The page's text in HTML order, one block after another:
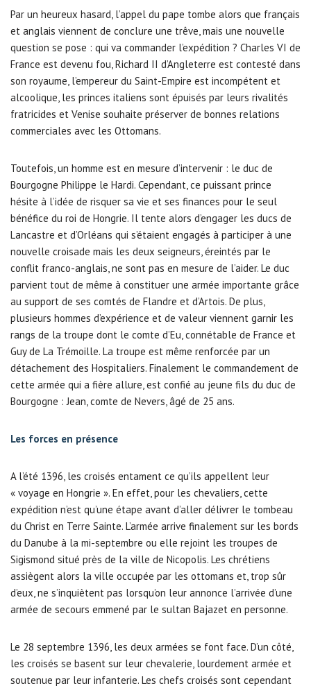
Par un heureux hasard, l’appel du pape tombe alors que français
et anglais viennent de conclure une trêve, mais une nouvelle
question se pose : qui va commander l’expédition ? Charles VI de
France est devenu fou, Richard II d’Angleterre est contesté dans
son royaume, l’empereur du Saint-Empire est incompétent et
alcoolique, les princes italiens sont épuisés par leurs rivalités
fratricides et Venise souhaite préserver de bonnes relations
commerciales avec les Ottomans.
Toutefois, un homme est en mesure d’intervenir : le duc de
Bourgogne Philippe le Hardi. Cependant, ce puissant prince
hésite à l’idée de risquer sa vie et ses finances pour le seul
bénéfice du roi de Hongrie. Il tente alors d’engager les ducs de
Lancastre et d’Orléans qui s’étaient engagés à participer à une
nouvelle croisade mais les deux seigneurs, éreintés par le
conflit franco-anglais, ne sont pas en mesure de l’aider. Le duc
parvient tout de même à constituer une armée importante grâce
au support de ses comtés de Flandre et d’Artois. De plus,
plusieurs hommes d’expérience et de valeur viennent garnir les
rangs de la troupe dont le comte d’Eu, connétable de France et
Guy de La Trémoille. La troupe est même renforcée par un
détachement des Hospitaliers. Finalement le commandement de
cette armée qui a fière allure, est confié au jeune fils du duc de
Bourgogne : Jean, comte de Nevers, âgé de 25 ans.
Les forces en présence
A l’été 1396, les croisés entament ce qu’ils appellent leur
« voyage en Hongrie ». En effet, pour les chevaliers, cette
expédition n’est qu’une étape avant d’aller délivrer le tombeau
du Christ en Terre Sainte. L’armée arrive finalement sur les bords
du Danube à la mi-septembre ou elle rejoint les troupes de
Sigismond situé près de la ville de Nicopolis. Les chrétiens
assiègent alors la ville occupée par les ottomans et, trop sûr
d’eux, ne s’inquiètent pas lorsqu’on leur annonce l’arrivée d’une
armée de secours emmené par le sultan Bajazet en personne.
Le 28 septembre 1396, les deux armées se font face. D’un côté,
les croisés se basent sur leur chevalerie, lourdement armée et
soutenue par leur infanterie. Les chefs croisés sont cependant